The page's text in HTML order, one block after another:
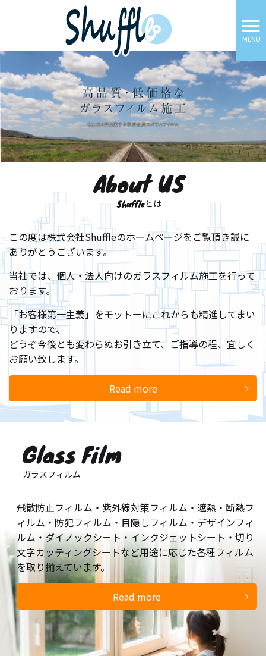
MENU
About US
Shuffleとは
この度は株式会社Shuffleのホームページをご覧頂き誠に
ありがとうございます。
当社では、個人・法人向けのガラスフィルム施工を行って
おります。
「お客様第一主義」をモットーにこれからも精進してまい
りますので、
どうぞ今後とも変わらぬお引き立て、ご指導の程、宜しく
お願い致します。
Read more
Glass Film
ガラスフィルム
飛散防止フィルム・紫外線対策フィルム・遮熱・断熱フ
ィルム・防犯フィルム・目隠しフィルム・デザインフィ
ルム・ダイノックシート・インクジェットシート・切り
文字カッティングシートなど用途に応じた各種フィルム
を取り揃えています。
Read more